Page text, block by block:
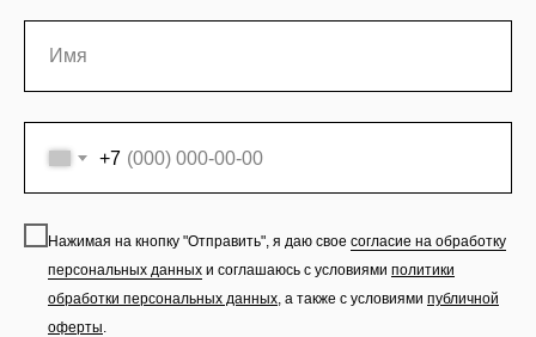
+7
Нажимая на кнопку "Отправить", я даю свое согласие на обработку
персональных данных и соглашаюсь с условиями политики
обработки персональных данных, а также с условиями публичной
оферты.